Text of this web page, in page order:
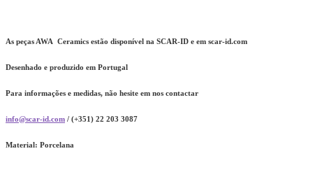
As peças AWA Ceramics estão disponível na SCAR-ID e em scar-id.com
Desenhado e produzido em Portugal
Para informações e medidas, não hesite em nos contactar
info@scar-id.com / (+351) 22 203 3087
Material: Porcelana